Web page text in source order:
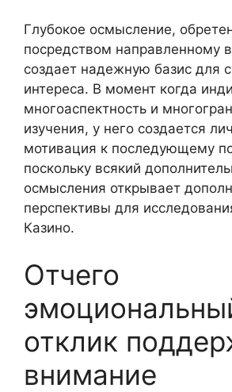
Глубокое осмысление,
посредством направленному
создает надежную базис для
интереса. В момент когда
многоаспектность и
изучения, у него создается
мотивация к последующему
поскольку всякий
осмысления открывает
перспективы для
Казино.
Отчего
отклик
внимание